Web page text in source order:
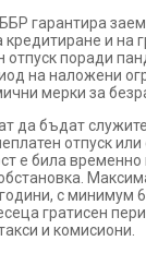
гарантира
кредитиране и на
отпуск поради
на наложени
мерки за
да бъдат
отпуск
е била
с минимум
гратисен
и комисиони.